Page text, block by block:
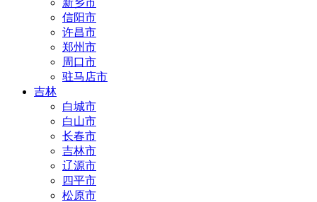
信阳市
许昌市
郑州市
周口市
驻马店市
吉林
白城市
白山市
长春市
吉林市
辽源市
四平市
松原市